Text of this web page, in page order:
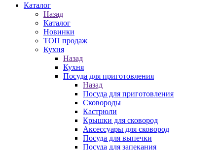
Каталог
Назад
Каталог
Новинки
ТОП продаж
Кухня
Назад
Кухня
Посуда для приготовления
Назад
Посуда для приготовления
Сковороды
Кастрюли
Крышки для сковород
Аксессуары для сковород
Посуда для выпечки
Посуда для запекания